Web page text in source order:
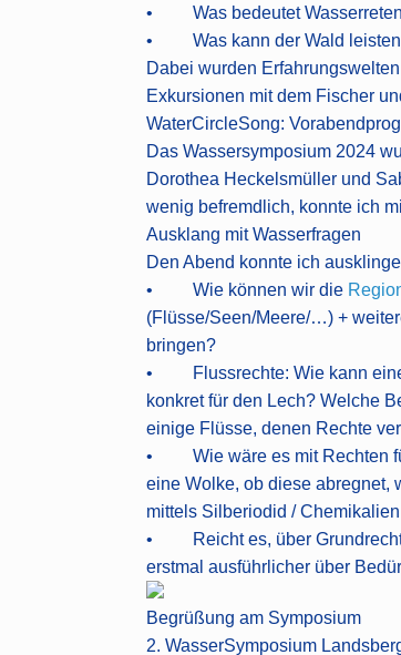
• Was bedeutet
• Was kann der Wald
Dabei wurden
Exkursionen mit dem Fischer
WaterCircleSong:
Das Wassersymposium 2024
Dorothea Heckelsmüller und
wenig befremdlich, konnte ich
Ausklang mit Wasserfragen
Den Abend konnte ich
• Wie können wir die
(Flüsse/Seen/Meere/…) +
bringen?
• Flussrechte: Wie kann eine
konkret für den Lech? Welche
einige Flüsse, denen Rechte
• Wie wäre es mit Rechten für
eine Wolke, ob diese abregnet,
mittels Silberiodid /
• Reicht es, über Grundrechte
erstmal ausführlicher über
Begrüßung am Symposium
2. WasserSymposium